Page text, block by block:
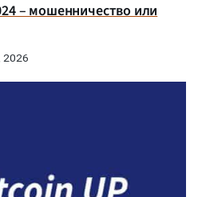
– мошенничество или
2026